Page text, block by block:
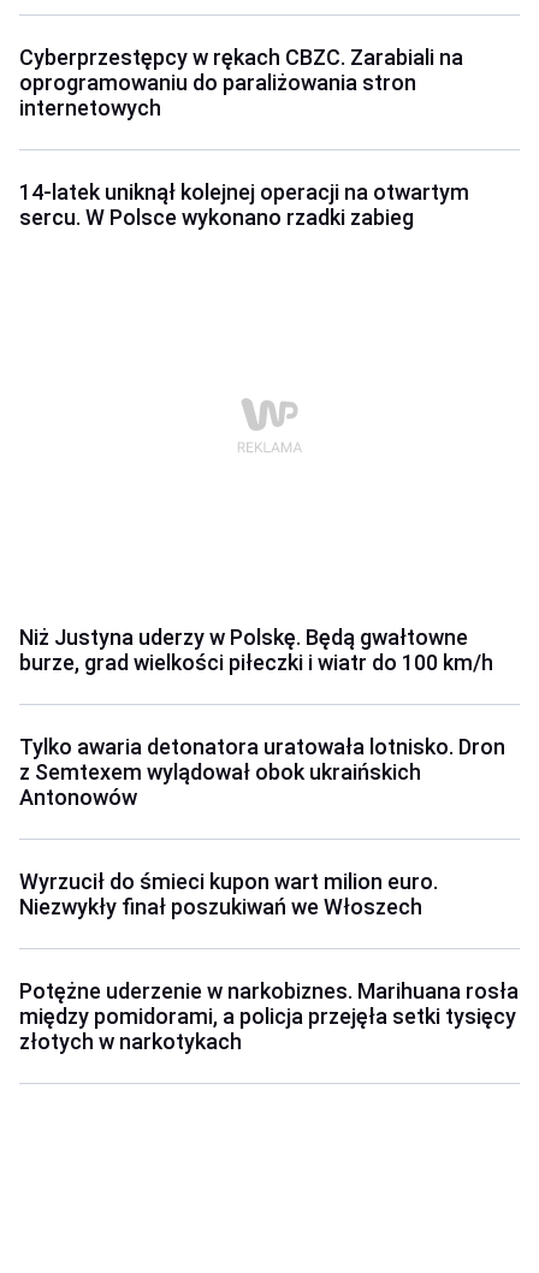
Cyberprzestępcy w rękach CBZC. Zarabiali na
oprogramowaniu do paraliżowania stron
internetowych
14-latek uniknął kolejnej operacji na otwartym
sercu. W Polsce wykonano rzadki zabieg
Niż Justyna uderzy w Polskę. Będą gwałtowne
burze, grad wielkości piłeczki i wiatr do 100 km/h
Tylko awaria detonatora uratowała lotnisko. Dron
z Semtexem wylądował obok ukraińskich
Antonowów
Wyrzucił do śmieci kupon wart milion euro.
Niezwykły finał poszukiwań we Włoszech
Potężne uderzenie w narkobiznes. Marihuana rosła
między pomidorami, a policja przejęła setki tysięcy
złotych w narkotykach